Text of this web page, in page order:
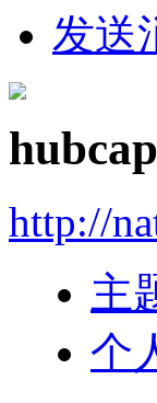
发送
http://
主
个